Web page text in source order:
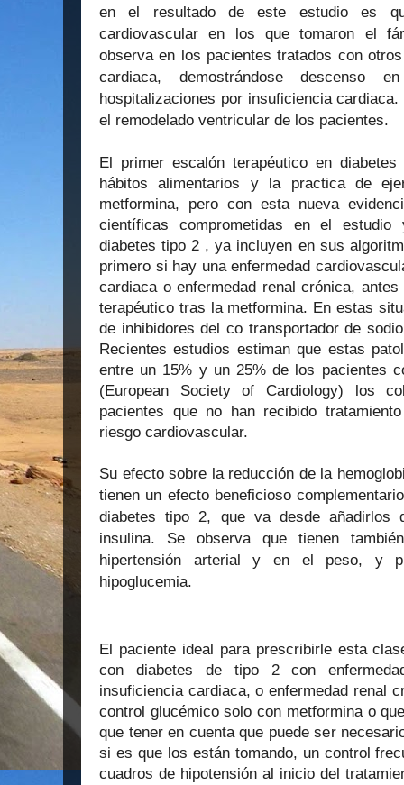
en el resultado de este estudio es
cardiovascular en los que tomaron el
observa en los pacientes tratados con
cardiaca, demostrándose
hospitalizaciones por insuficiencia
el remodelado ventricular de los pacientes.
El primer escalón terapéutico en
hábitos alimentarios y la practica de
metformina, pero con esta nueva
científicas comprometidas en el
diabetes tipo 2 , ya incluyen en sus
primero si hay una enfermedad
cardiaca o enfermedad renal crónica,
terapéutico tras la metformina. En estas
de inhibidores del co transportador de
Recientes estudios estiman que estas
entre un 15% y un 25% de los pacientes
(European Society of Cardiology) los
pacientes que no han recibido
riesgo cardiovascular.
Su efecto sobre la reducción de la
tienen un efecto beneficioso
diabetes tipo 2, que va desde añadirlos
insulina. Se observa que tienen
hipertensión arterial y en el peso, y
hipoglucemia.
El paciente ideal para prescribirle esta
con diabetes de tipo 2 con
insuficiencia cardiaca, o enfermedad renal
control glucémico solo con metformina o
que tener en cuenta que puede ser
si es que los están tomando, un control
cuadros de hipotensión al inicio del